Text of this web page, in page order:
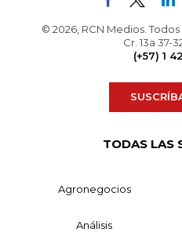
© 2026, RCN Medios.
Cr. 13a 37-
(+57) 1
TODAS LAS
Agronegocios
Análisis